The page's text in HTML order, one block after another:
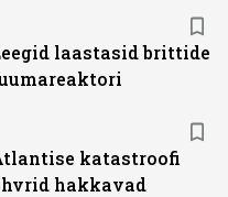
laastasid brittide
katastroofi
hakkavad